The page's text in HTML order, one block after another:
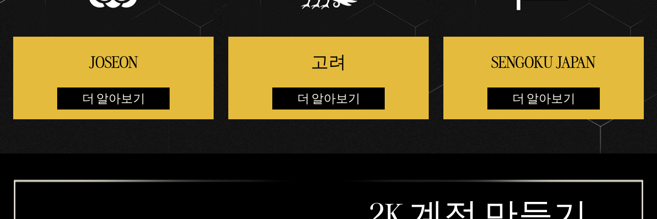
JOSEON
더 알아보기
고려
더 알아보기
SENGOKU JAPAN
더 알아보기